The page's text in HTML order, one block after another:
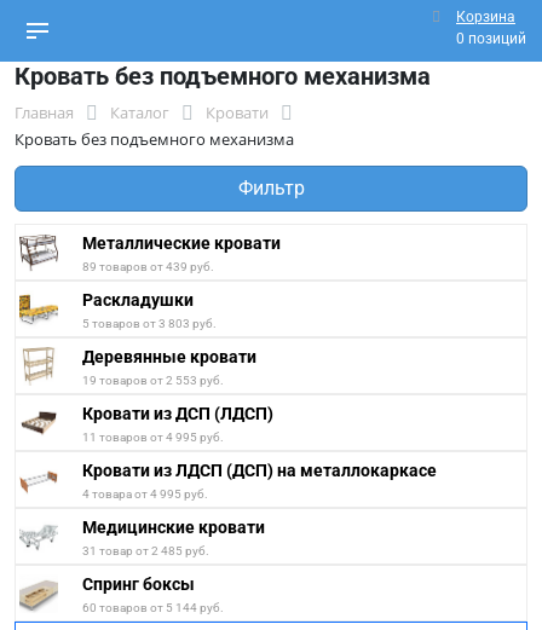
Корзина
0 позиций
Кровать без подъемного механизма
Главная Каталог
Кровати
Кровать без подъемного механизма
Фильтр
Металлические кровати
89 товаров от 439 руб.
Раскладушки
5 товаров от 3 803 руб.
Деревянные кровати
19 товаров от 2 553 руб.
Кровати из ДСП (ЛДСП)
11 товаров от 4 995 руб.
Кровати из ЛДСП (ДСП) на металлокаркасе
4 товара от 4 995 руб.
Медицинские кровати
31 товар от 2 485 руб.
Спринг боксы
60 товаров от 5 144 руб.